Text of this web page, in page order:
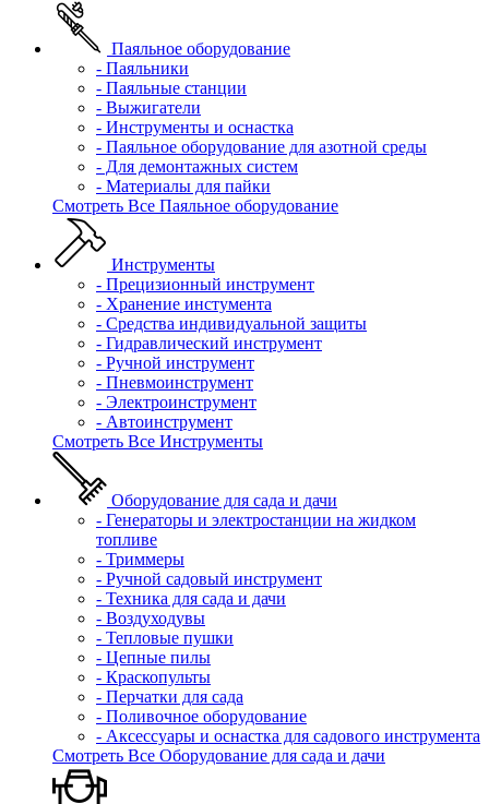
Паяльное оборудование
- Паяльники
- Паяльные станции
- Выжигатели
- Инструменты и оснастка
- Паяльное оборудование для азотной среды
- Для демонтажных систем
- Материалы для пайки
Смотреть Все Паяльное оборудование
Инструменты
- Прецизионный инструмент
- Хранение инстумента
- Средства индивидуальной защиты
- Гидравлический инструмент
- Ручной инструмент
- Пневмоинструмент
- Электроинструмент
- Автоинструмент
Смотреть Все Инструменты
Оборудование для сада и дачи
- Генераторы и электростанции на жидком
топливе
- Триммеры
- Ручной садовый инструмент
- Техника для сада и дачи
- Воздуходувы
- Тепловые пушки
- Цепные пилы
- Краскопульты
- Перчатки для сада
- Поливочное оборудование
- Аксессуары и оснастка для садового инструмента
Смотреть Все Оборудование для сада и дачи